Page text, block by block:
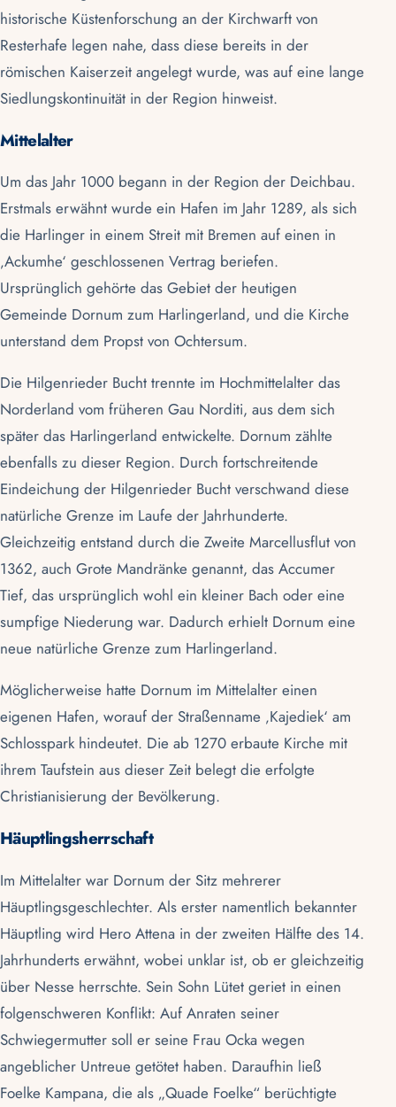
historische Küstenforschung an der Kirchwarft von
Resterhafe legen nahe, dass diese bereits in der
römischen Kaiserzeit angelegt wurde, was auf eine lange
Siedlungskontinuität in der Region hinweist.
Mittelalter
Um das Jahr 1000 begann in der Region der Deichbau.
Erstmals erwähnt wurde ein Hafen im Jahr 1289, als sich
die Harlinger in einem Streit mit Bremen auf einen in
‚Ackumhe‘ geschlossenen Vertrag beriefen.
Ursprünglich gehörte das Gebiet der heutigen
Gemeinde Dornum zum Harlingerland, und die Kirche
unterstand dem Propst von Ochtersum.
Die Hilgenrieder Bucht trennte im Hochmittelalter das
Norderland vom früheren Gau Norditi, aus dem sich
später das Harlingerland entwickelte. Dornum zählte
ebenfalls zu dieser Region. Durch fortschreitende
Eindeichung der Hilgenrieder Bucht verschwand diese
natürliche Grenze im Laufe der Jahrhunderte.
Gleichzeitig entstand durch die Zweite Marcellusflut von
1362, auch Grote Mandränke genannt, das Accumer
Tief, das ursprünglich wohl ein kleiner Bach oder eine
sumpfige Niederung war. Dadurch erhielt Dornum eine
neue natürliche Grenze zum Harlingerland.
Möglicherweise hatte Dornum im Mittelalter einen
eigenen Hafen, worauf der Straßenname ‚Kajediek‘ am
Schlosspark hindeutet. Die ab 1270 erbaute Kirche mit
ihrem Taufstein aus dieser Zeit belegt die erfolgte
Christianisierung der Bevölkerung.
Häuptlingsherrschaft
Im Mittelalter war Dornum der Sitz mehrerer
Häuptlingsgeschlechter. Als erster namentlich bekannter
Häuptling wird Hero Attena in der zweiten Hälfte des 14.
Jahrhunderts erwähnt, wobei unklar ist, ob er gleichzeitig
über Nesse herrschte. Sein Sohn Lütet geriet in einen
folgenschweren Konflikt: Auf Anraten seiner
Schwiegermutter soll er seine Frau Ocka wegen
angeblicher Untreue getötet haben. Daraufhin ließ
Foelke Kampana, die als „Quade Foelke“ berüchtigte